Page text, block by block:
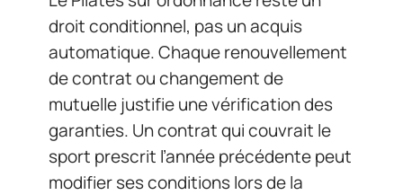
droit conditionnel, pas un acquis
automatique. Chaque renouvellement
de contrat ou changement de
mutuelle justifie une vérification des
garanties. Un contrat qui couvrait le
sport prescrit l’année précédente peut
modifier ses conditions lors de la